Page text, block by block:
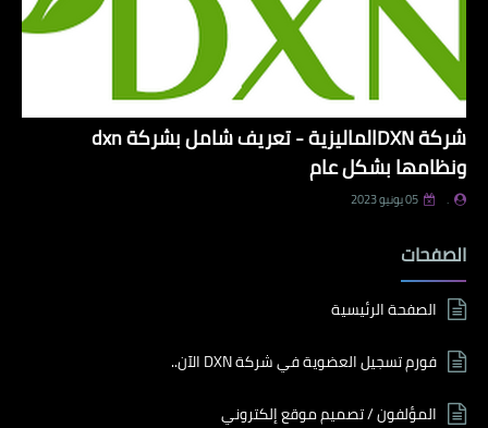
شركة DXNالماليزية - تعريف شامل بشركة dxn
ونظامها بشكل عام
. 05 يونيو 2023
الصفحات
الصفحة الرئيسية
فورم تسجيل العضوية في شركة DXN الآن..
المؤلفون / تصميم موقع إلكتروني